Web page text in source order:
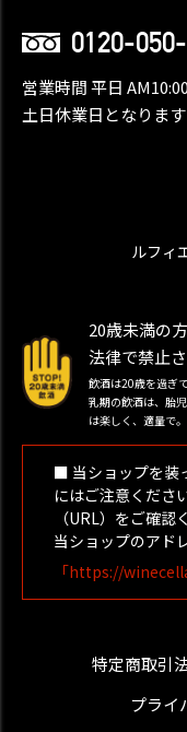
0120-
営業時間 平日
土日休業日となります
ルフィ
20歳未満の
法律で禁止
飲酒は20歳を過ぎ
乳期の飲酒は、胎
は楽しく、適量で。
■ 当ショップを装
にはご注意くださ
（URL）をご確認
当ショップのアド
「https://
特定商取引
プライ